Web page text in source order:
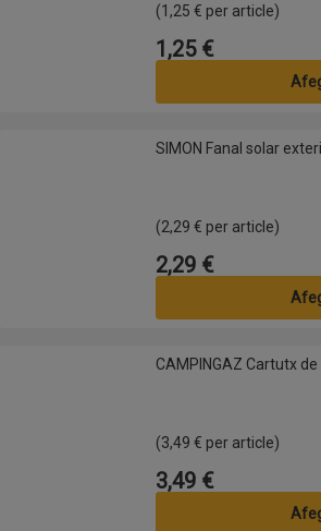
(1,25 € per article)
Preu
1,25 €
SIMON Fanal solar exterior SienaSIMON Fanal solar
(2,29 € per article)
Preu
2,29 €
CAMPINGAZ Cartutx de gas CV-250
CAMPINGAZ Cartutx
(3,49 € per article)
Preu
3,49 €